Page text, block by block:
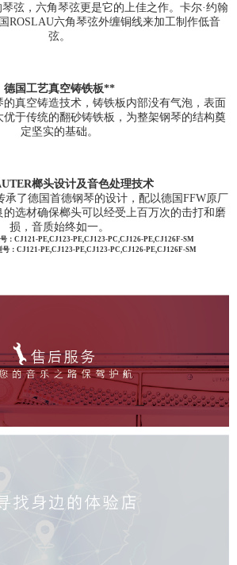
弦，六角琴弦更是它的上佳之作。卡尔·约翰
ROSLAU六角琴弦外缠铜线来加工制作低音
弦。
德国工艺真空铸铁板**
真空铸造技术，铸铁板内部没有气泡，表面
于传统的翻砂铸铁板，为整架钢琴的结构奠
定坚实的基础。
榔头设计及音色处理技术
承了德国首德钢琴的设计，配以德国FFW原厂
选材确保榔头可以经受上百万次的击打和磨
损，音质始终如一。
：CJ121-PE,CJ123-PE,CJ123-PC,CJ126-PE,CJ126F-SM
：CJ121-PE,CJ123-PE,CJ123-PC,CJ126-PE,CJ126F-SM